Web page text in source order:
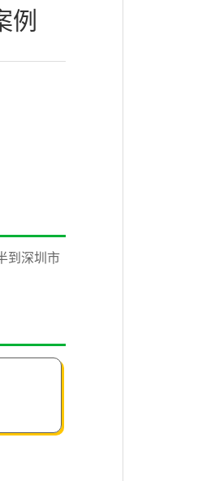
例
到深圳市